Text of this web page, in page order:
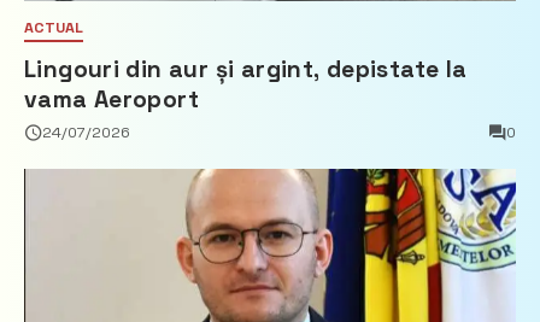
ACTUAL
Lingouri din aur și argint, depistate la
vama Aeroport
24/07/2026 0